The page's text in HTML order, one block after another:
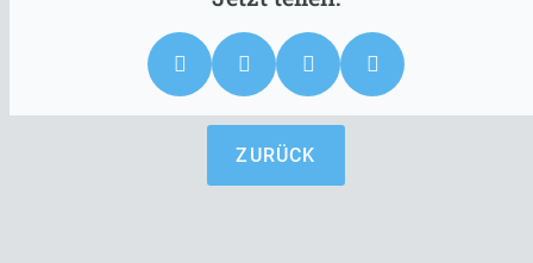
ZURÜCK